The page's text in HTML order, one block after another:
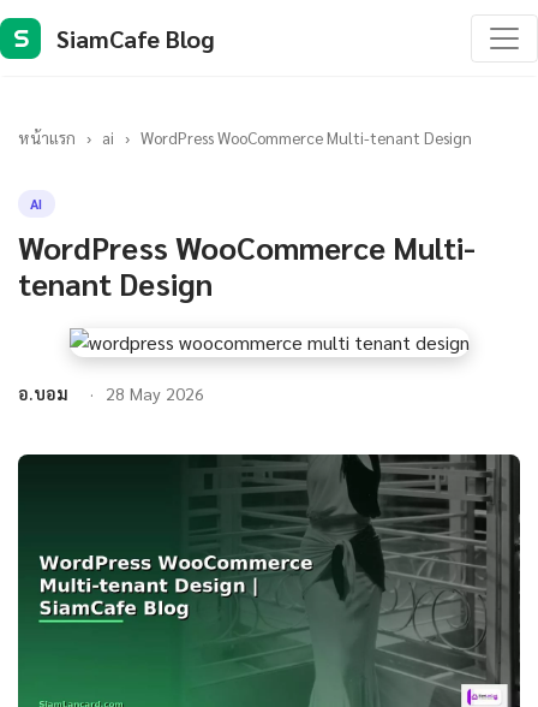
S SiamCafe Blog
หน้าแรก › ai › WordPress WooCommerce Multi-tenant Design
AI
WordPress WooCommerce Multi-
tenant Design
อ.บอม 28 May 2026